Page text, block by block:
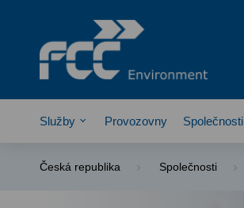
Služby Provozovny Společnosti
Česká republika Společnosti